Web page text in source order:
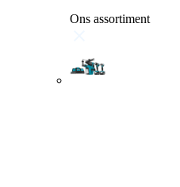
Ons assortiment